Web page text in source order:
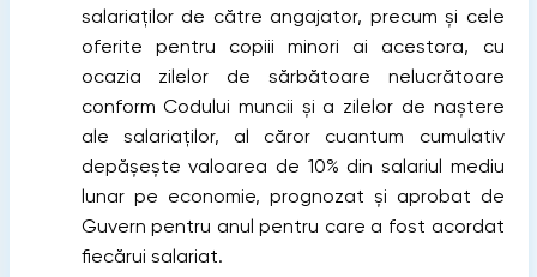
salariaţilor de către angajator, precum şi cele
oferite pentru copiii minori ai acestora, cu
ocazia zilelor de sărbătoare nelucrătoare
conform Codului muncii şi a zilelor de naştere
ale salariaţilor, al căror cuantum cumulativ
depăşeşte valoarea de 10% din salariul mediu
lunar pe economie, prognozat şi aprobat de
Guvern pentru anul pentru care a fost acordat
fiecărui salariat.